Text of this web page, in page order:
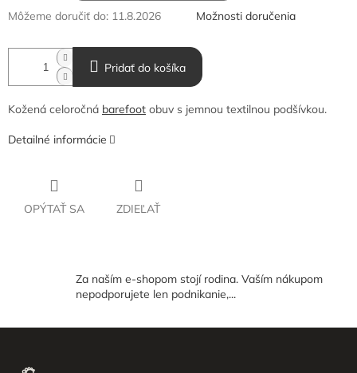
Môžeme doručiť do: 11.8.2026 Možnosti doručenia
Pridať do košíka
Kožená celoročná barefoot obuv s jemnou textilnou podšívkou.
Detailné informácie
OPÝTAŤ SA ZDIEĽAŤ
Za naším e-shopom stojí rodina. Vaším nákupom
nepodporujete len podnikanie,...